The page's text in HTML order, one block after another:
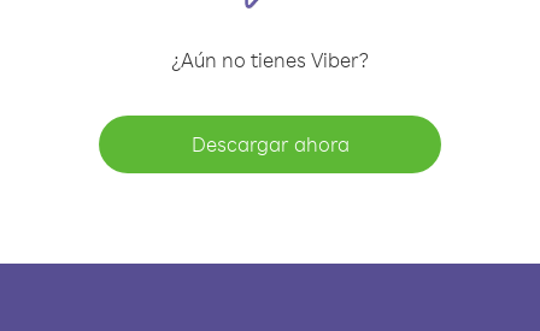
¿Aún no tienes Viber?
Descargar ahora